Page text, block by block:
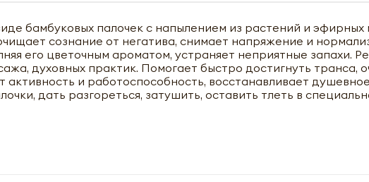
бамбуковых палочек с напылением из растений и эфирных
сознание от негатива, снимает напряжение и
его цветочным ароматом, устраняет неприятные запахи.
духовных практик. Помогает быстро достигнуть транса,
и работоспособность, восстанавливает
дать разгореться, затушить, оставить тлеть в